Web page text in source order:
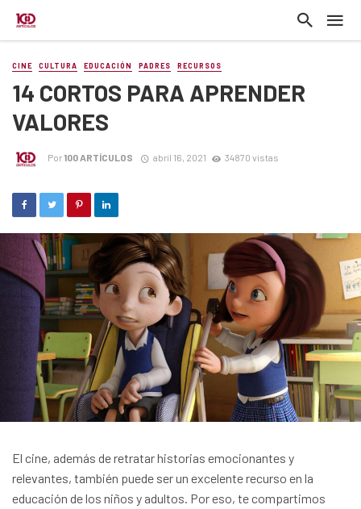
CINE CULTURA EDUCACIÓN PADRES RECURSOS
14 CORTOS PARA APRENDER
VALORES
Por100 ARTÍCULOS abril 16, 2021 34870 vistas
El cine, además de retratar historias emocionantes y
relevantes, también puede ser un excelente recurso en la
educación de los niños y adultos. Por eso, te compartimos